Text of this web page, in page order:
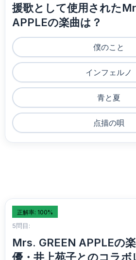
援歌として使用された
APPLEの楽曲は？
僕のこと
インフェルノ
青と夏
点描の唄
正解率: 100%
5問目:
Mrs. GREEN APPLEの
優・井上苑子とのコラ